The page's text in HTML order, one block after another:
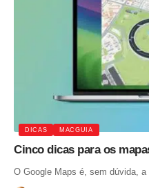
DICAS MACGUIA
Cinco dicas para os
O Google Maps é, sem dúvida,